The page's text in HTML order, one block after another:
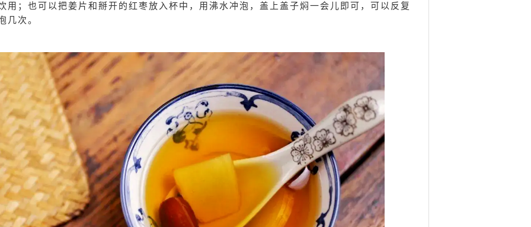
用；也可以把姜片和掰开的红枣放入杯中，用沸水冲泡，盖上盖子焖一会儿即可，可以反复
几次。